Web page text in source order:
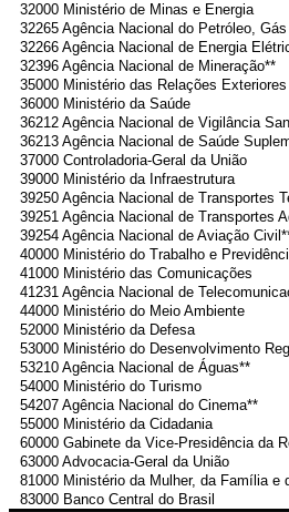
32000 Ministério de Minas e Energia
32265 Agência Nacional do Petróleo,
32266 Agência Nacional de Energia
32396 Agência Nacional de Mineração**
35000 Ministério das Relações Exteriores
36000 Ministério da Saúde
36212 Agência Nacional de Vigilância
36213 Agência Nacional de Saúde
37000 Controladoria-Geral da União
39000 Ministério da Infraestrutura
39250 Agência Nacional de Transportes
39251 Agência Nacional de Transportes
39254 Agência Nacional de Aviação
40000 Ministério do Trabalho e
41000 Ministério das Comunicações
41231 Agência Nacional de
44000 Ministério do Meio Ambiente
52000 Ministério da Defesa
53000 Ministério do Desenvolvimento
53210 Agência Nacional de Águas**
54000 Ministério do Turismo
54207 Agência Nacional do Cinema**
55000 Ministério da Cidadania
60000 Gabinete da Vice-Presidência da
63000 Advocacia-Geral da União
81000 Ministério da Mulher, da Família e
83000 Banco Central do Brasil